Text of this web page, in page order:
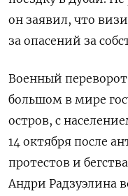
он заявил, что
за опасений за
Военный
большом в мире
остров, с
14 октября после
протестов и
Андри Радзуэлина